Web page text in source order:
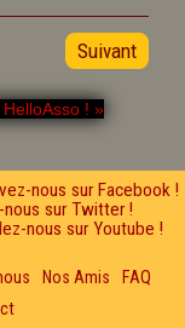
Suivant
nous sur Facebook !
nous sur Twitter !
nous sur Youtube !
Nos Amis
FAQ